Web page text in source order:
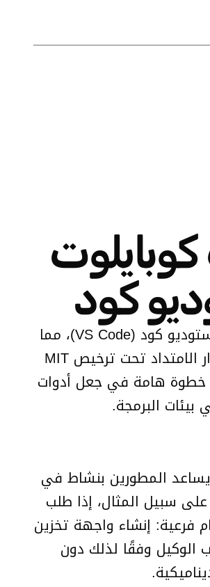
كود
أعلنت مايكروسوفت رسميًا عن إطلاق امتداد دردشة جيثب كوبايلوت (GitHub Copilot Chat) مفتوح المصدر لفيجوال ستوديو كود (VS Code)، مما
يجعل مساعد البرمجة القائم على الذكاء الاصطناعي، والذي كان متميزًا سابقًا، متاحًا مجانًا لجميع المطورين. تم إصدار الامتداد تحت ترخيص MIT
خطوة هامة في جعل أدوات
البرمجة.
المطورين بنشاط في
سبيل المثال، إذا طلب
فرعية: إنشاء واجهة تخزين
الوكيل وفقًا لذلك دون